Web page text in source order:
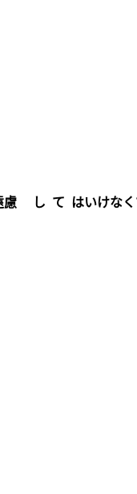
慮 し て はいけなく